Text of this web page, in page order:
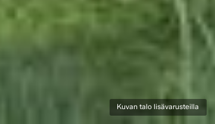
Kuvan talo lisävarusteilla